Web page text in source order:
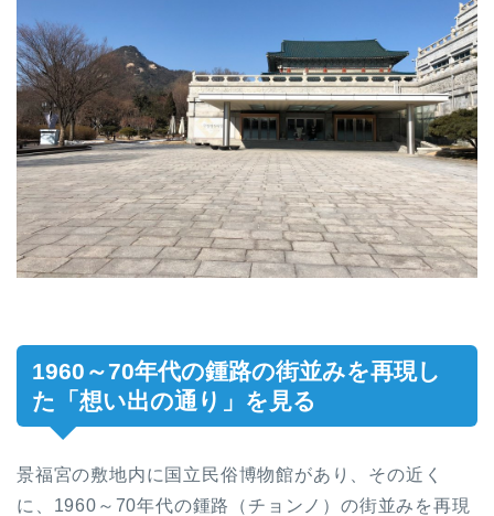
1960～70年代の鍾路の街並みを再現し
た「想い出の通り」を見る
景福宮の敷地内に国立民俗博物館があり、その近く
に、1960～70年代の鍾路（チョンノ）の街並みを再現